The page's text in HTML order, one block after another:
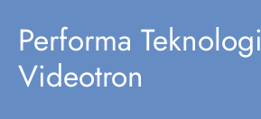
Performa Teknologi
Videotron